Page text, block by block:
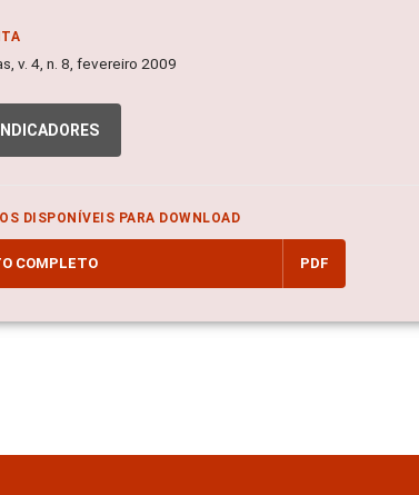
v. 4, n. 8, fevereiro 2009
INDICADORES
DISPONÍVEIS PARA DOWNLOAD
COMPLETO PDF